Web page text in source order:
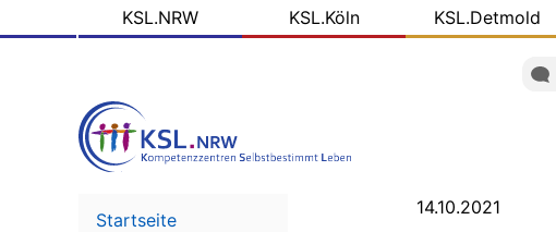
zum
KSLKSL.NRW KSL.Köln KSL.Detmold
14.10.2021
Startseite